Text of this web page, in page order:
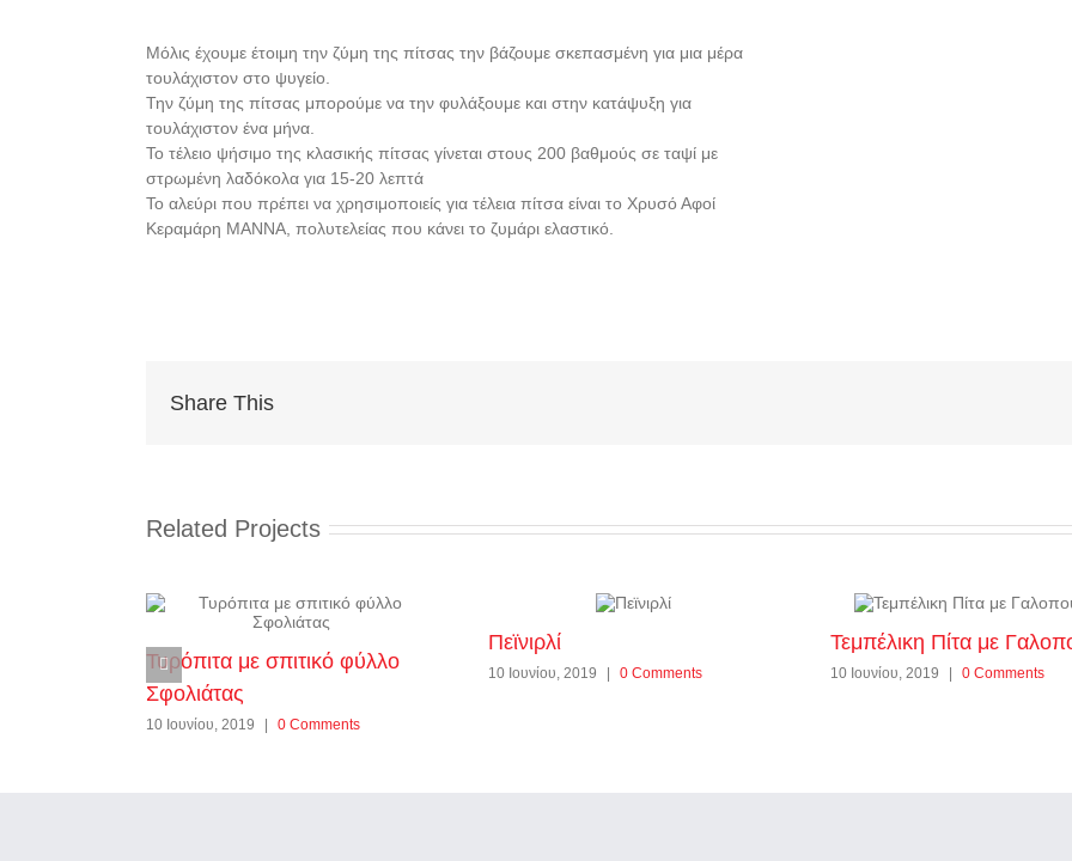
Μόλις έχουμε έτοιμη την ζύμη της πίτσας την βάζουμε σκεπασμένη για μια μέρα
τουλάχιστον στο ψυγείο.
Την ζύμη της πίτσας μπορούμε να την φυλάξουμε και στην κατάψυξη για
τουλάχιστον ένα μήνα.
Το τέλειο ψήσιμο της κλασικής πίτσας γίνεται στους 200 βαθμούς σε ταψί με
στρωμένη λαδόκολα για 15-20 λεπτά
To αλεύρι που πρέπει να χρησιμοποιείς για τέλεια πίτσα είναι το Χρυσό Αφοί
Κεραμάρη ΜΑΝΝΑ, πολυτελείας που κάνει το ζυμάρι ελαστικό.
Share This
Related Projects
Τυρόπιτα με σπιτικό φύλλο
Σφολιάτας
10 Ιουνίου, 2019 | 0 Comments
Πεϊνιρλί
10 Ιουνίου, 2019 | 0 Comments
Τεμπέλικη Πίτα με
10 Ιουνίου, 2019 | 0 Comments